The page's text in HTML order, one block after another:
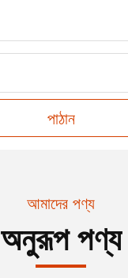
পাঠান
আমাদের পণ্য
অনুরূপ পণ্য